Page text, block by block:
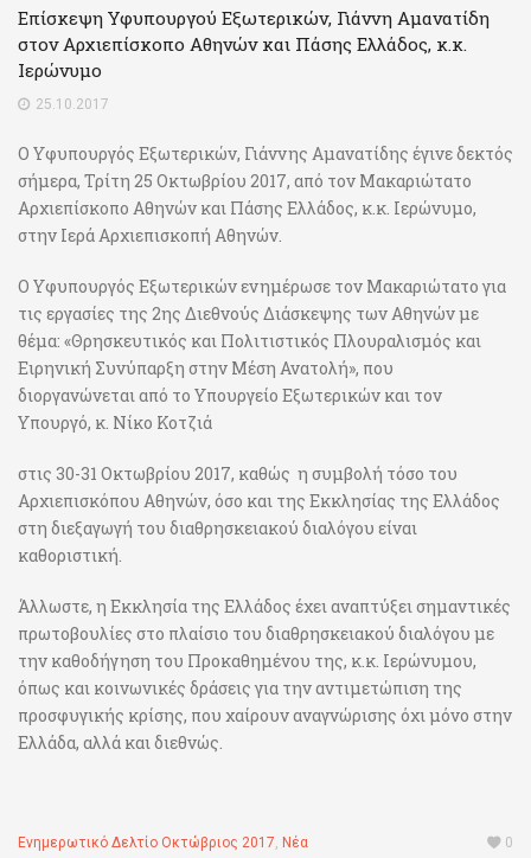
Επίσκεψη Υφυπουργού Εξωτερικών, Γιάννη Αμανατίδη
στον Αρχιεπίσκοπο Αθηνών και Πάσης Ελλάδος, κ.κ.
Ιερώνυμο
25.10.2017
Ο Υφυπουργός Εξωτερικών, Γιάννης Αμανατίδης έγινε δεκτός
σήμερα, Τρίτη 25 Οκτωβρίου 2017, από τον Μακαριώτατο
Αρχιεπίσκοπο Αθηνών και Πάσης Ελλάδος, κ.κ. Ιερώνυμο,
στην Ιερά Αρχιεπισκοπή Αθηνών.
Ο Υφυπουργός Εξωτερικών ενημέρωσε τον Μακαριώτατο για
τις εργασίες της 2ης Διεθνούς Διάσκεψης των Αθηνών με
θέμα: «Θρησκευτικός και Πολιτιστικός Πλουραλισμός και
Ειρηνική Συνύπαρξη στην Μέση Ανατολή», που
διοργανώνεται από το Υπουργείο Εξωτερικών και τον
Υπουργό, κ. Νίκο Κοτζιά
στις 30-31 Οκτωβρίου 2017, καθώς η συμβολή τόσο του
Αρχιεπισκόπου Αθηνών, όσο και της Εκκλησίας της Ελλάδος
στη διεξαγωγή του διαθρησκειακού διαλόγου είναι
καθοριστική.
Άλλωστε, η Εκκλησία της Ελλάδος έχει αναπτύξει σημαντικές
πρωτοβουλίες στο πλαίσιο του διαθρησκειακού διαλόγου με
την καθοδήγηση του Προκαθημένου της, κ.κ. Ιερώνυμου,
όπως και κοινωνικές δράσεις για την αντιμετώπιση της
προσφυγικής κρίσης, που χαίρουν αναγνώρισης όχι μόνο στην
Ελλάδα, αλλά και διεθνώς.
Ενημερωτικό Δελτίο Οκτώβριος 2017, Νέα 0